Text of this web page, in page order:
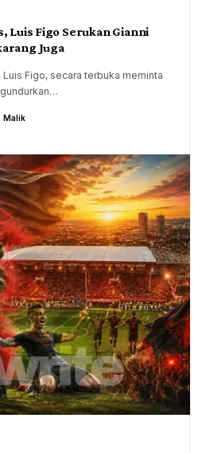
Luis Figo Serukan Gianni
Juga
Figo, secara terbuka meminta
Malik